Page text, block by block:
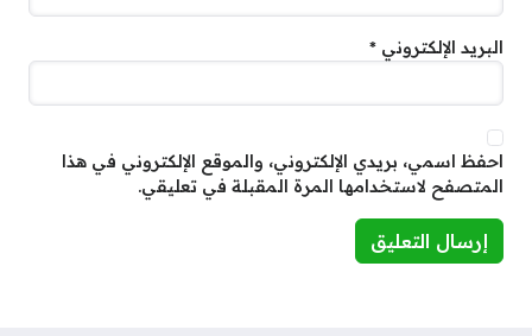
البريد الإلكتروني *
احفظ اسمي، بريدي الإلكتروني، والموقع الإلكتروني في هذا
المتصفح لاستخدامها المرة المقبلة في تعليقي.